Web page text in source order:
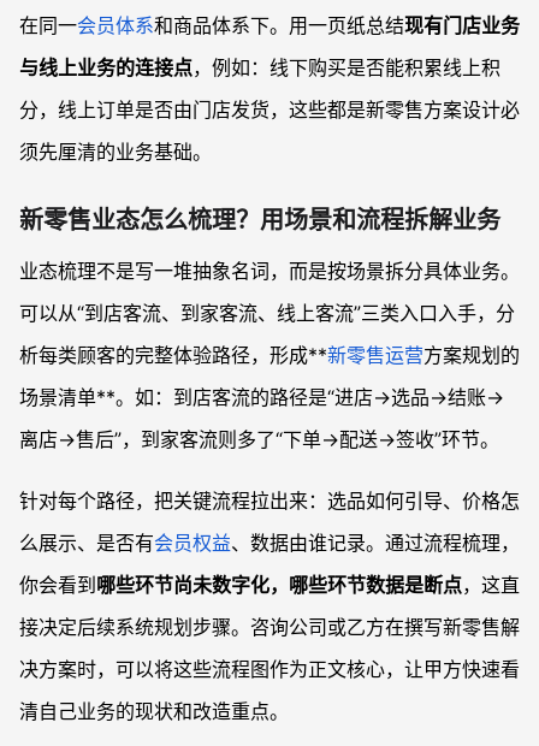
在同一会员体系和商品体系下。用一页纸总结现有门店业务
与线上业务的连接点，例如：线下购买是否能积累线上积
分，线上订单是否由门店发货，这些都是新零售方案设计必
须先厘清的业务基础。
新零售业态怎么梳理？用场景和流程拆解业务
业态梳理不是写一堆抽象名词，而是按场景拆分具体业务。
可以从“到店客流、到家客流、线上客流”三类入口入手，分
析每类顾客的完整体验路径，形成**新零售运营方案规划的
场景清单**。如：到店客流的路径是“进店→选品→结账→
离店→售后”，到家客流则多了“下单→配送→签收”环节。
针对每个路径，把关键流程拉出来：选品如何引导、价格怎
么展示、是否有会员权益、数据由谁记录。通过流程梳理，
你会看到 哪些环节尚未数字化，哪些环节数据是断点，这直
接决定后续系统规划步骤。咨询公司或乙方在撰写新零售解
决方案时，可以将这些流程图作为正文核心，让甲方快速看
清自己业务的现状和改造重点。